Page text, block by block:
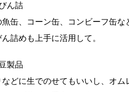
ん詰
缶、コーン缶、コンビーフ缶
詰めも上手に活用して。
製品
などに生でのせてもいいし、オ